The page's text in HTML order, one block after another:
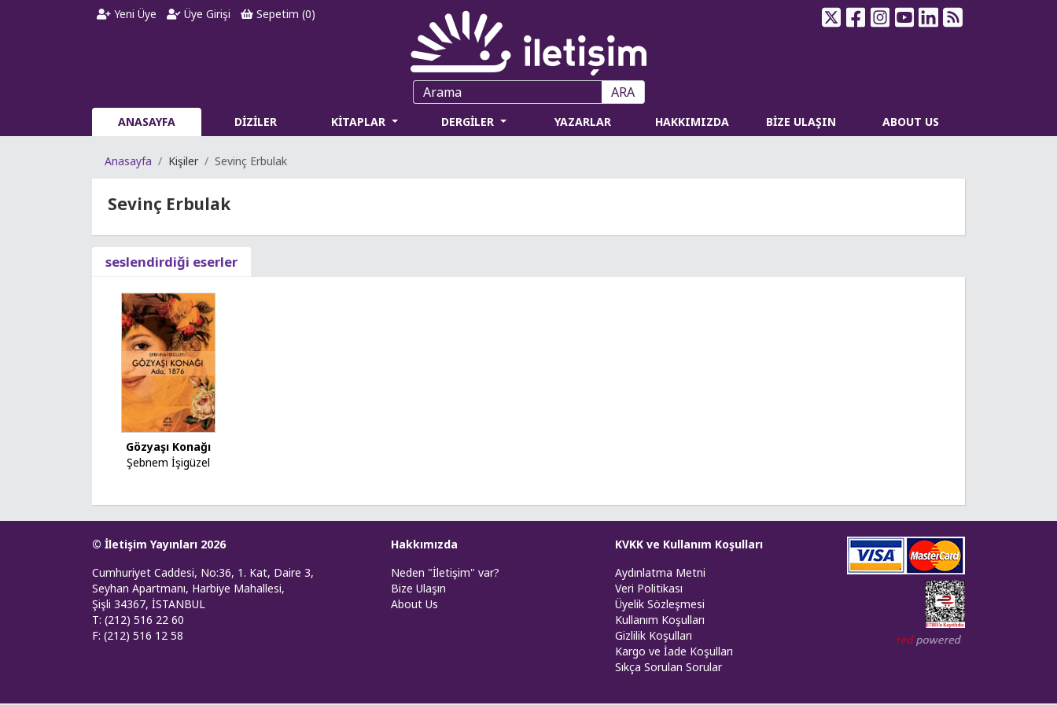
Yeni Üye Üye Girişi Sepetim (0)
ARA
ANASAYFA DİZİLER KİTAPLAR DERGİLER YAZARLAR HAKKIMIZDA BİZE ULAŞIN ABOUT US
Anasayfa Kişiler Sevinç Erbulak
Sevinç Erbulak
seslendirdiği eserler
Gözyaşı Konağı
Şebnem İşigüzel
© İletişim Yayınları 2026
Cumhuriyet Caddesi, No:36, 1. Kat, Daire 3,
Seyhan Apartmanı, Harbiye Mahallesi,
Şişli 34367, İSTANBUL
T: (212) 516 22 60
F: (212) 516 12 58
Hakkımızda
Neden "İletişim" var?
Bize Ulaşın
About Us
KVKK ve Kullanım Koşulları
Aydınlatma Metni
Veri Politikası
Üyelik Sözleşmesi
Kullanım Koşulları
Gizlilik Koşulları
Kargo ve İade Koşulları
Sıkça Sorulan Sorular
Web tasarım: Red Bilişim